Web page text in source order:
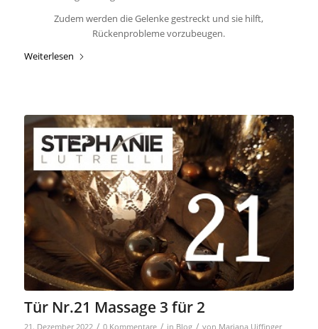
Zudem werden die Gelenke gestreckt und sie hilft,
Rückenprobleme vorzubeugen.
Weiterlesen
Tür Nr.21 Massage 3 für 2
/ / /